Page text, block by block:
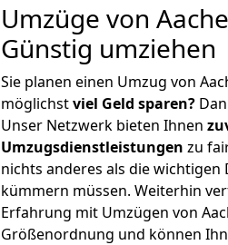
Umzüge von
Günstig umziehen
Sie planen einen Umzug von
möglichstviel Geld sparen?
Unser Netzwerk bieten Ihnen
Umzugsdienstleistungen zu
nichts anderes als die
kümmern müssen. Weiterhin
Erfahrung mit Umzügen von
Größenordnung und können